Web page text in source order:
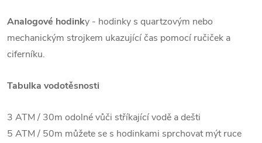
Analogové hodinky - hodinky s quartzovým nebo
mechanickým strojkem ukazující čas pomocí ručiček a
ciferníku.
Tabulka vodotěsnosti
3 ATM / 30m odolné vůči stříkající vodě a dešti
5 ATM / 50m můžete se s hodinkami sprchovat mýt ruce